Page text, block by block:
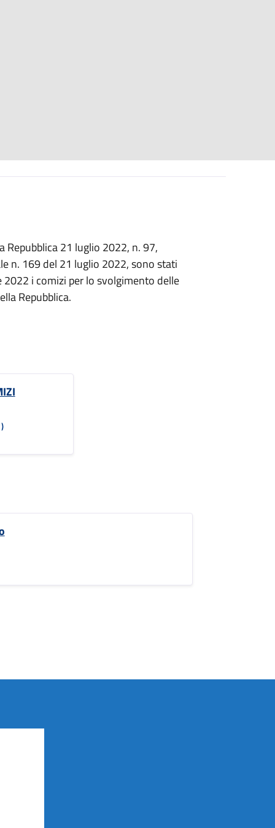
Repubblica 21 luglio 2022, n. 97,
n. 169 del 21 luglio 2022, sono stati
i comizi per lo svolgimento delle
Repubblica.